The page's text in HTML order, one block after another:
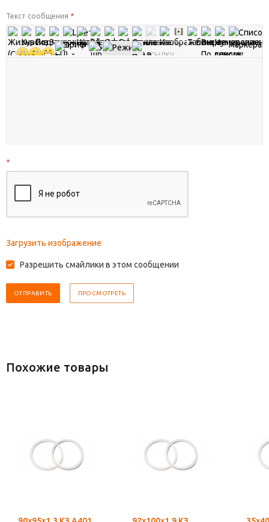
Текст сообщения *
*
Загрузить изображение
Разрешить смайлики в этом сообщении
Похожие товары